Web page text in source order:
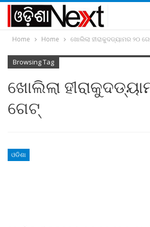
Home Home ଖୋଲିଲା ହୀରାକୁଦଡ୍ୟାମର ୨୦
Browsing Tag
ଖୋଲିଲା
ଗେଟ୍‌
ଓଡିଶା